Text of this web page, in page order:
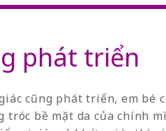
phát triển
cũng phát triển, em bé
tróc bề mặt da của chính